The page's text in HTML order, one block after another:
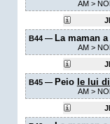
AM>
B44 — La maman
AM>
B45 — Peio le lui
AM>